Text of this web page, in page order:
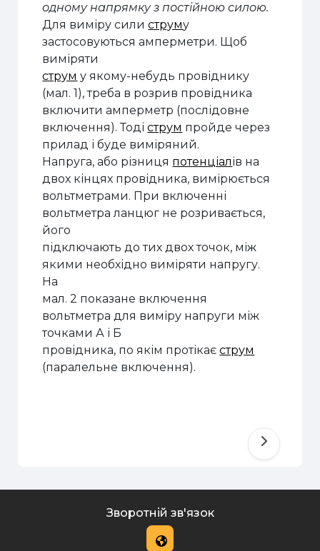
одному напрямку з постійною силою.
Для виміру силиструму
застосовуються амперметри. Щоб
виміряти
струм у якому-небудь провіднику
(мал. 1), треба в розрив провідника
включити амперметр (послідовне
включення). Тодіструм пройде через
прилад і буде виміряний.
Напруга, або різниця потенціалів на
двох кінцях провідника, вимірюється
вольтметрами. При включенні
вольтметра ланцюг не розривається,
його
підключають до тих двох точок, між
якими необхідно виміряти напругу.
На
мал. 2 показане включення
вольтметра для виміру напруги між
точками А і Б
провідника, по якім протікаєструм
(паралельне включення).
Зворотній зв'язок